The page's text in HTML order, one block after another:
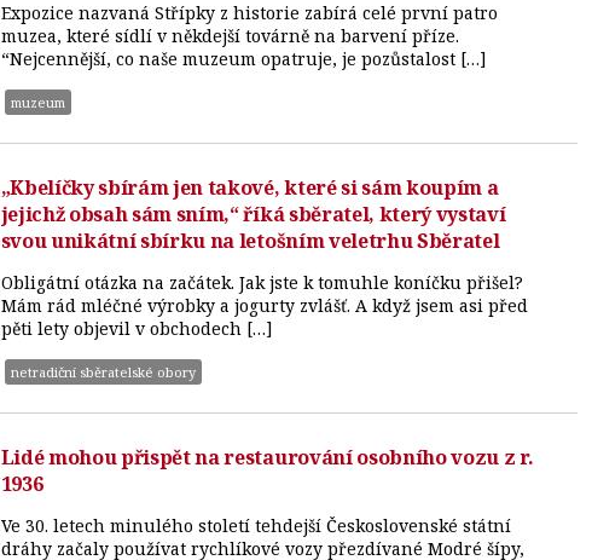
Expozice nazvaná Střípky z historie zabírá celé první patro
muzea, které sídlí v někdejší továrně na barvení příze.
“Nejcennější, co naše muzeum opatruje, je pozůstalost […]
muzeum
„Kbelíčky sbírám jen takové, které si sám koupím a
jejichž obsah sám sním,“ říká sběratel, který vystaví
svou unikátní sbírku na letošním veletrhu Sběratel
Obligátní otázka na začátek. Jak jste k tomuhle koníčku přišel?
Mám rád mléčné výrobky a jogurty zvlášť. A když jsem asi před
pěti lety objevil v obchodech […]
netradiční sběratelské obory
Lidé mohou přispět na restaurování osobního vozu z r.
1936
Ve 30. letech minulého století tehdejší Československé státní
dráhy začaly používat rychlíkové vozy přezdívané Modré šípy,